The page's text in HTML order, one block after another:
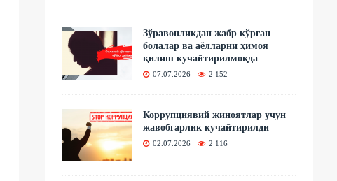
Зўравонликдан жабр кўрган
болалар ва аёлларни ҳимоя
қилиш кучайтирилмоқда
07.07.2026 2 152
Коррупциявий жиноятлар учун
жавобгарлик кучайтирилди
02.07.2026 2 116